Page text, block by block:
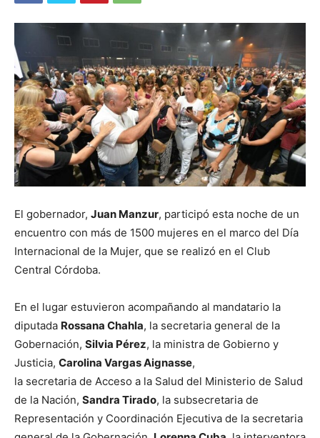
El gobernador, Juan Manzur, participó esta noche de un
encuentro con más de 1500 mujeres en el marco del Día
Internacional de la Mujer, que se realizó en el Club
Central Córdoba.
En el lugar estuvieron acompañando al mandatario la
diputada Rossana Chahla, la secretaria general de la
Gobernación, Silvia Pérez, la ministra de Gobierno y
Justicia, Carolina Vargas Aignasse,
la secretaria de Acceso a la Salud del Ministerio de Salud
de la Nación, Sandra Tirado, la subsecretaria de
Representación y Coordinación Ejecutiva de la secretaria